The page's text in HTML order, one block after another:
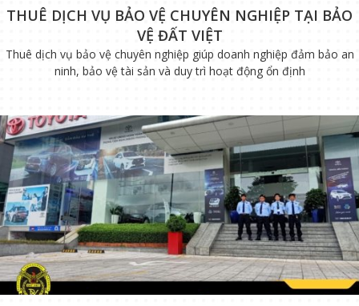
THUÊ DỊCH VỤ BẢO VỆ CHUYÊN NGHIỆP TẠI BẢO
VỆ ĐẤT VIỆT
Thuê dịch vụ bảo vệ chuyên nghiệp giúp doanh nghiệp đảm bảo an
ninh, bảo vệ tài sản và duy trì hoạt động ổn định